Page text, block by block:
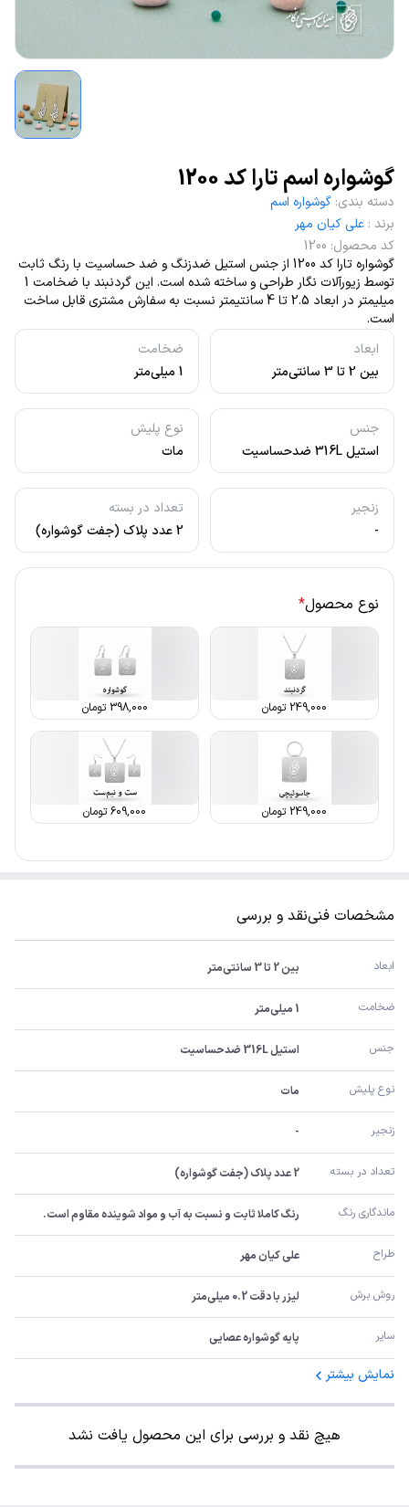
گوشواره اسم تارا کد 1200
ابعاد
بین 2 تا 3 سانتی‌متر
ضخامت
1 میلی‌متر
جنس
استیل 316L ضدحساسیت
نوع پلیش
مات
زنجیر
-
تعداد در بسته
2 عدد پلاک (جفت گوشواره)
دسته بندی: گوشواره اسم
برند : علی کیان مهر
کد محصول:
1200
گوشواره تارا کد 1200 از جنس استیل ضدزنگ و ضد حساسیت با رنگ ثابت
توسط زیورآلات نگار طراحی و ساخته شده است. این گردنبند با ضخامت 1
میلیمتر در ابعاد 2.5 تا 4 سانتیمتر نسبت به سفارش مشتری قابل ساخت
است.
نوع محصول*
249,000 تومان 398,000 تومان
249,000 تومان 609,000تومان
مشخصات فنینقد و بررسی
ابعاد بین 2 تا 3 سانتی‌متر
ضخامت 1 میلی‌متر
جنس استیل 316L ضدحساسیت
نوع پلیش مات
زنجیر -
تعداد در بسته 2 عدد پلاک (جفت گوشواره)
ماندگاری رنگ رنگ کاملا ثابت و نسبت به آب و مواد شوینده مقاوم است.
طراح علی کیان مهر
روش برش لیزر با دقت 0.2 میلی‌متر
سایر پایه گوشواره عصایی
نمایش بیشتر
هیچ نقد و بررسی برای این محصول یافت نشد